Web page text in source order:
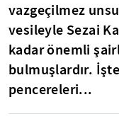
vazgeçilmez
vesileyle Sezai
kadar önemli
bulmuşlardır.
pencereleri...